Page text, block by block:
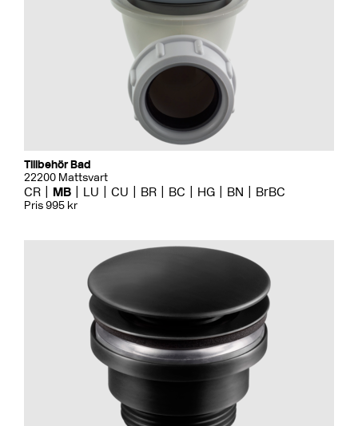
Tillbehör Bad
22200 Mattsvart
CR MB LU CU BR BC HG BN BrBC
Pris 995 kr